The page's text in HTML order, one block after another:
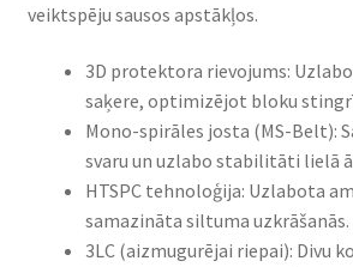
veiktspēju sausos apstākļos.​
3D protektora rievojums:
saķere, optimizējot bloku
Mono-spirāles josta (MS-Belt):
svaru un uzlabo stabilitāti lielā
HTSPC tehnoloģija: Uzlabota
samazināta siltuma uzkrāšanās.​
3LC (aizmugurējai riepai): Divu